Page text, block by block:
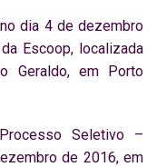
dia 4 de dezembro
Escoop, localizada
Geraldo, em Porto
Seletivo –
de 2016, em